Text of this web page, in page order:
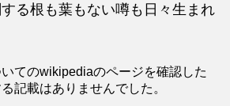
る根も葉もない噂も日々生まれ
てのwikipediaのページを確認した
記載はありませんでした。